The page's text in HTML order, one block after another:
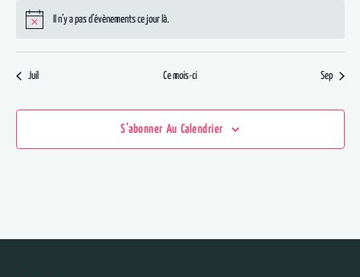
Notice
Il n’y a pas d’évènements ce jour là.
Juil Ce mois-ci Sep
S’abonner Au Calendrier